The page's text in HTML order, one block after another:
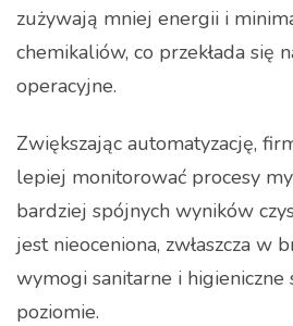
zużywają mniej energii i
chemikaliów, co przekłada się
operacyjne.
Zwiększając automatyzację,
lepiej monitorować procesy
bardziej spójnych wyników
jest nieoceniona, zwłaszcza w
wymogi sanitarne i higieniczne
poziomie.